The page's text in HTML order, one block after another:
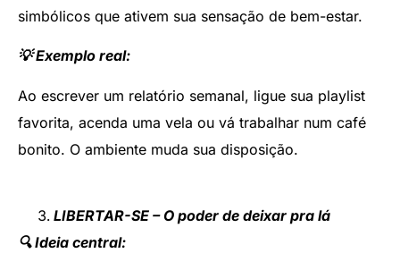
simbólicos que ativem sua sensação de bem-estar.
💡 Exemplo real:
Ao escrever um relatório semanal, ligue sua playlist
favorita, acenda uma vela ou vá trabalhar num café
bonito. O ambiente muda sua disposição.
LIBERTAR-SE – O poder de deixar pra lá
🔍 Ideia central: